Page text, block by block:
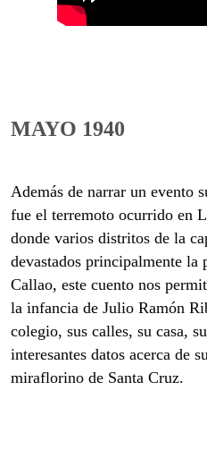
MAYO 1940
Además de narrar un evento
fue el terremoto ocurrido en
donde varios distritos de la
devastados principalmente
Callao, este cuento nos
la infancia de Julio Ramón
colegio, sus calles, su casa,
interesantes datos acerca de
miraflorino de Santa Cruz.